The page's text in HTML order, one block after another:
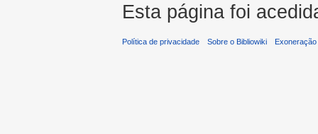
Esta página foi
Política de privacidade Sobre o Bibliowiki